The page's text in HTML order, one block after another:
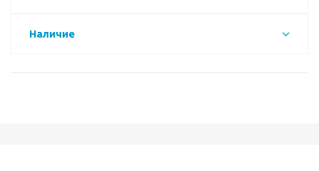
Наличие